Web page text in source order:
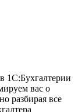
1С:Бухгалтерии
вас о
разбирая все